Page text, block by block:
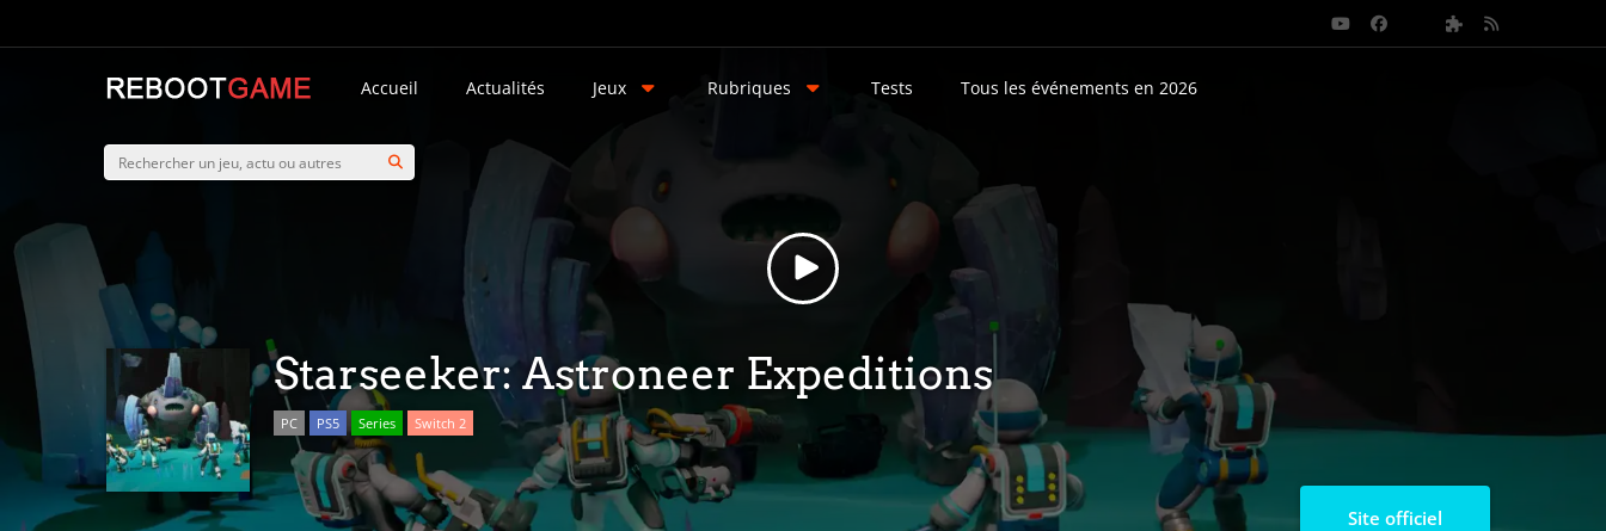
Accueil Actualités Jeux Rubriques Tests Tous les événements en 2026
Starseeker: Astroneer Expeditions
PC PS5 Series Switch 2
Site officiel